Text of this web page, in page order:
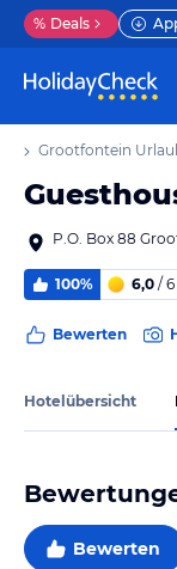
% Deals
Grootfontein
P.O. Box 88
100% 6,0 / 6
Bewerten
Hotelübersicht
Bewerten